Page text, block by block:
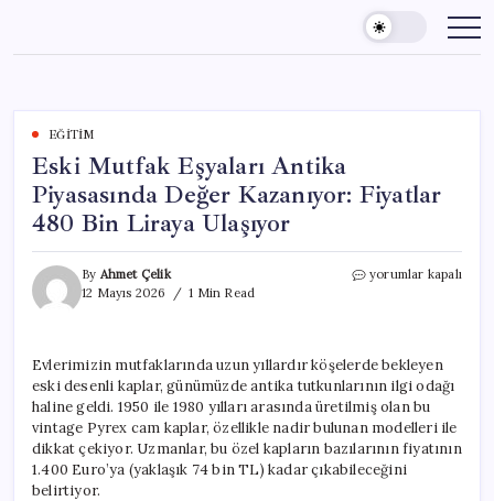
content
EĞITIM
Eski Mutfak Eşyaları Antika
Piyasasında Değer Kazanıyor: Fiyatlar
480 Bin Liraya Ulaşıyor
By Ahmet Çelik
12 Mayıs 2026
1 Min Read
Eski
Değer
Kazanıyor:
Fiyatlar
480
Liraya
Ulaşıyor
yorumlar kapalı
Evlerimizin mutfaklarında uzun yıllardır köşelerde bekleyen
eski desenli kaplar, günümüzde antika tutkunlarının ilgi odağı
haline geldi. 1950 ile 1980 yılları arasında üretilmiş olan bu
vintage Pyrex cam kaplar, özellikle nadir bulunan modelleri ile
dikkat çekiyor. Uzmanlar, bu özel kapların bazılarının fiyatının
1.400 Euro’ya (yaklaşık 74 bin TL) kadar çıkabileceğini
belirtiyor.